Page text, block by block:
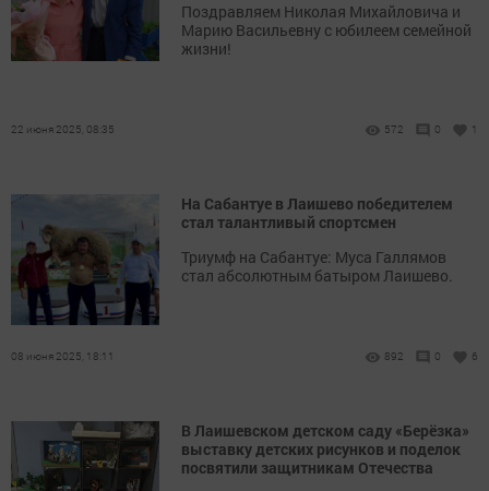
Поздравляем Николая Михайловича и
Марию Васильевну с юбилеем семейной
жизни!
22 июня 2025, 08:35 572 0 1
На Сабантуе в Лаишево победителем
стал талантливый спортсмен
Триумф на Сабантуе: Муса Галлямов
стал абсолютным батыром Лаишево.
08 июня 2025, 18:11 892 0 6
В Лаишевском детском саду «Берёзка»
выставку детских рисунков и поделок
посвятили защитникам Отечества